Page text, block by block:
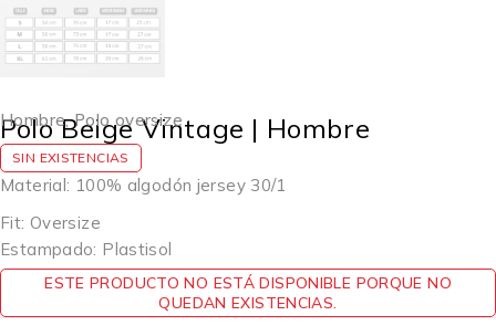
Hombre,Polo oversize
Polo Beige Vintage | Hombre
SIN EXISTENCIAS
Material: 100% algodón jersey 30/1
Fit: Oversize
Estampado: Plastisol
ESTE PRODUCTO NO ESTÁ DISPONIBLE PORQUE NO
QUEDAN EXISTENCIAS.